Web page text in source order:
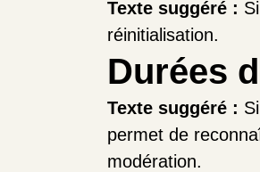
Texte suggéré :
réinitialisation.
Durées
Texte suggéré :
permet de
modération.